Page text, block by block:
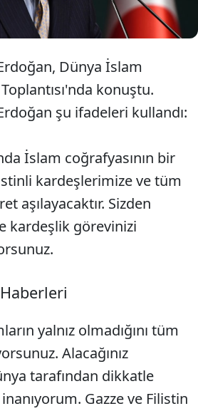
Dünya İslam
konuştu.
şu ifadeleri kullandı:
İslam coğrafyasının bir
kardeşlerimize ve tüm
aşılayacaktır. Sizden
kardeşlik görevinizi
Sesi Aç
yalnız olmadığını tüm
Alacağınız
tarafından dikkatle
Gazze ve Filistin